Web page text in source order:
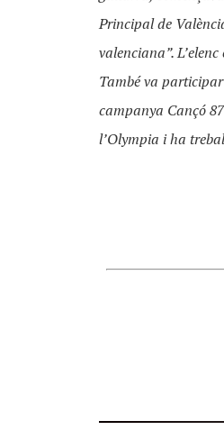
Principal de
valenciana”.
També va
campanya Cançó
l’Olympia i ha